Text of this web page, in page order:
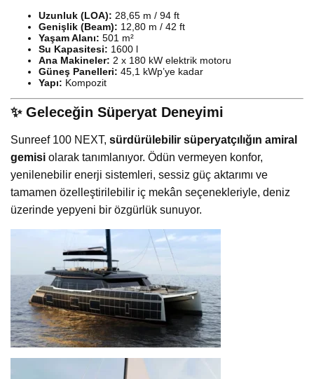
Uzunluk (LOA): 28,65 m / 94 ft
Genişlik (Beam): 12,80 m / 42 ft
Yaşam Alanı: 501 m²
Su Kapasitesi: 1600 l
Ana Makineler: 2 x 180 kW elektrik motoru
Güneş Panelleri: 45,1 kWp’ye kadar
Yapı: Kompozit
✨ Geleceğin Süperyat Deneyimi
Sunreef 100 NEXT, sürdürülebilir süperyatçılığın amiral
gemisi olarak tanımlanıyor. Ödün vermeyen konfor,
yenilenebilir enerji sistemleri, sessiz güç aktarımı ve
tamamen özelleştirilebilir iç mekân seçenekleriyle, deniz
üzerinde yepyeni bir özgürlük sunuyor.